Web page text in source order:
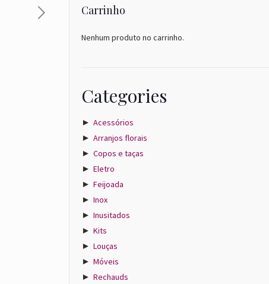
Carrinho
Nenhum produto no carrinho.
Categories
► Acessórios
► Arranjos florais
► Copos e taças
► Eletro
► Feijoada
► Inox
► Inusitados
► Kits
► Louças
► Móveis
► Rechauds